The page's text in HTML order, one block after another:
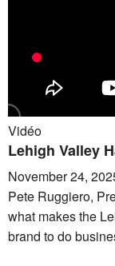
Vidéo
Lehigh Valley
November 24,
Pete Ruggiero,
what makes the
brand to do